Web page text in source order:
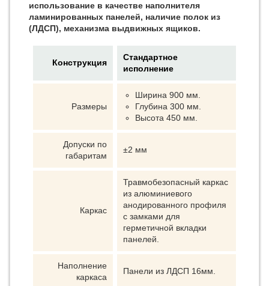
использование в качестве наполнителя
ламинированных панелей, наличие полок из
(ЛДСП), механизма выдвижных ящиков.
Конструкция
Стандартное
исполнение
Размеры
Ширина 900 мм.
Глубина 300 мм.
Высота 450 мм.
Допуски по
габаритам
±2 мм
Каркас
Травмобезопасный каркас
из алюминиевого
анодированного профиля
с замками для
герметичной вкладки
панелей.
Наполнение
каркаса
Панели из ЛДСП 16мм.